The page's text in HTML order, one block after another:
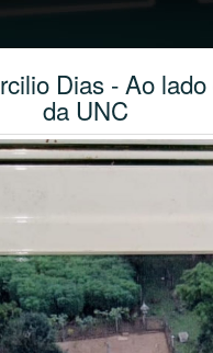
Dias - Ao
da UNC